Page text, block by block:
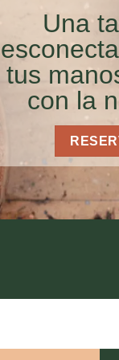
Una
tus
con la